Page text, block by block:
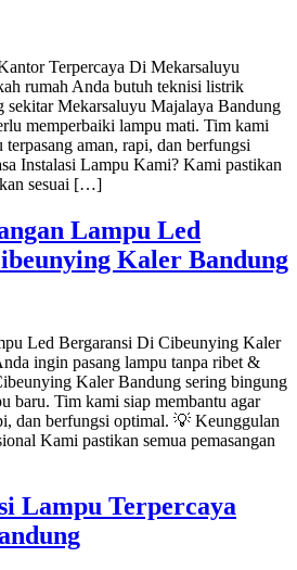
Terpercaya Di Mekarsaluyu
rumah Anda butuh teknisi listrik
sekitar Mekarsaluyu Majalaya Bandung
memperbaiki lampu mati. Tim kami
terpasang aman, rapi, dan berfungsi
Instalasi Lampu Kami? Kami pastikan
sesuai […]
Lampu Led
Kaler Bandung
Led Bergaransi Di Cibeunying Kaler
ingin pasang lampu tanpa ribet &
Kaler Bandung sering bingung
baru. Tim kami siap membantu agar
dan berfungsi optimal. 💡 Keunggulan
Kami pastikan semua pemasangan
Lampu Terpercaya